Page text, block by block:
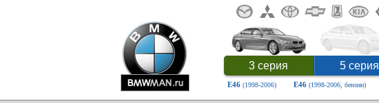
3 серия 5 серия
E46 (1998-2006) E46 (1998-2006, бензин)